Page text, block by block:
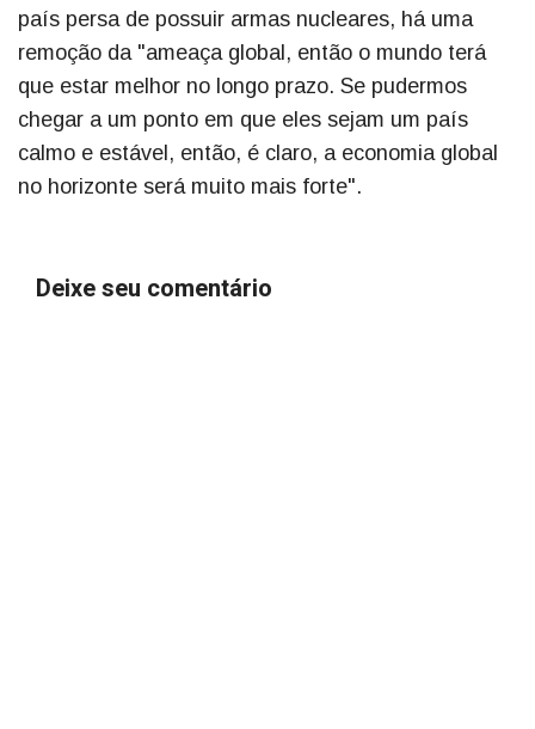
país persa de possuir armas nucleares, há uma
remoção da "ameaça global, então o mundo terá
que estar melhor no longo prazo. Se pudermos
chegar a um ponto em que eles sejam um país
calmo e estável, então, é claro, a economia global
no horizonte será muito mais forte".
Deixe seu comentário